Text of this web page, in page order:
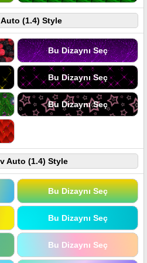
Auto (1.4) Style
Bu Dizaynı Seç
Bu Dizaynı Seç
Bu Dizaynı Seç
Auto (1.4) Style
Bu Dizaynı Seç
Bu Dizaynı Seç
Bu Dizaynı Seç